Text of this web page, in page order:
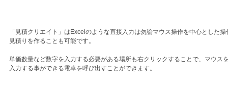
「見積クリエイト」はExcelのような直接入力は勿論マウス操作を中心とした操
見積りを作ることも可能です。
単価数量など数字を入力する必要がある場所も右クリックすることで、マウス
入力する事ができる電卓を呼び出すことができます。